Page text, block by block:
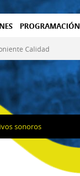
PROGRAMACIÓN
Calidad
sonoros